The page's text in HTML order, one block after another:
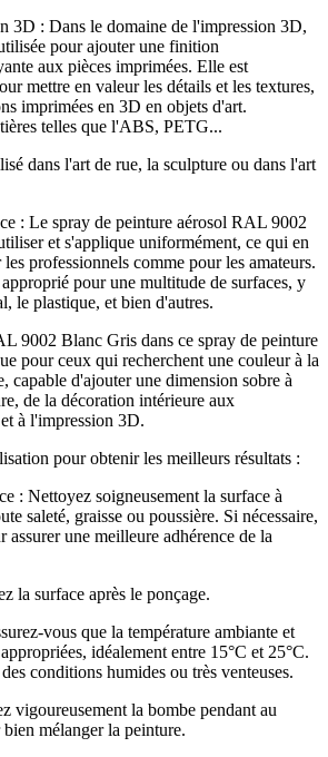
3D : Dans le domaine de l'impression 3D,
pour ajouter une finition
aux pièces imprimées. Elle est
mettre en valeur les détails et les textures,
imprimées en 3D en objets d'art.
telles que l'ABS, PETG...
dans l'art de rue, la sculpture ou dans l'art
: Le spray de peinture aérosol RAL 9002
et s'applique uniformément, ce qui en
professionnels comme pour les amateurs.
pour une multitude de surfaces, y
le plastique, et bien d'autres.
9002 Blanc Gris dans ce spray de peinture
pour ceux qui recherchent une couleur à la
capable d'ajouter une dimension sobre à
de la décoration intérieure aux
à l'impression 3D.
pour obtenir les meilleurs résultats :
: Nettoyez soigneusement la surface à
saleté, graisse ou poussière. Si nécessaire,
assurer une meilleure adhérence de la
la surface après le ponçage.
vous que la température ambiante et
idéalement entre 15°C et 25°C.
conditions humides ou très venteuses.
vigoureusement la bombe pendant au
mélanger la peinture.